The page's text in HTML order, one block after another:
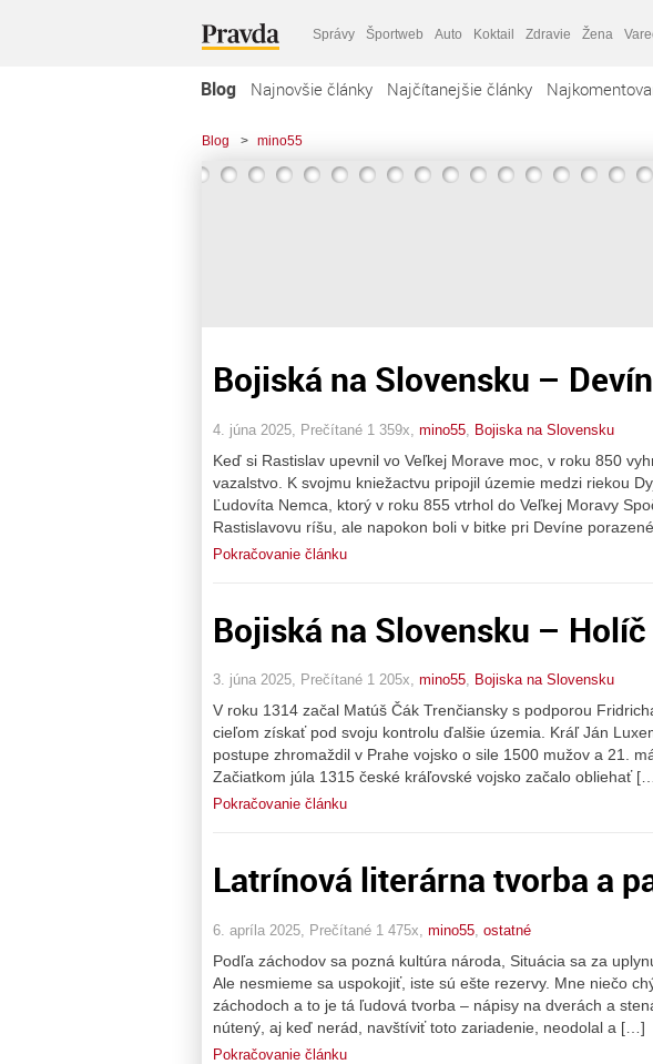
Správy Športweb Auto Koktail Zdravie Žena
Blog Najnovšie články Najčítanejšie články
Blog > mino55
Bojiská na Slovensku – Devín
4. júna 2025, Prečítané 1 359x, mino55 Bojiska na Slovensku
Keď si Rastislav upevnil vo Veľkej Morave moc, v roku 850
vazalstvo. K svojmu kniežactvu pripojil územie medzi riekou
Ľudovíta Nemca, ktorý v roku 855 vtrhol do Veľkej Moravy
Rastislavovu ríšu, ale napokon boli v bitke pri Devíne
Pokračovanie článku
Bojiská na Slovensku – Holíč
3. júna 2025, Prečítané 1 205x, mino55, Bojiska na Slovensku
V roku 1314 začal Matúš Čák Trenčiansky s podporou
cieľom získať pod svoju kontrolu ďalšie územia. Kráľ Ján
postupe zhromaždil v Prahe vojsko o sile 1500 mužov a 21.
Začiatkom júla 1315 české kráľovské vojsko začalo obliehať
Pokračovanie článku
Latrínová literárna tvorba a
6. apríla 2025, Prečítané 1 475x, mino55 ostatné
Podľa záchodov sa pozná kultúra národa, Situácia sa za
Ale nesmieme sa uspokojiť, iste sú ešte rezervy. Mne niečo
záchodoch a to je tá ľudová tvorba – nápisy na dverách a
nútený, aj keď nerád, navštíviť toto zariadenie, neodolal a […]
Pokračovanie článku